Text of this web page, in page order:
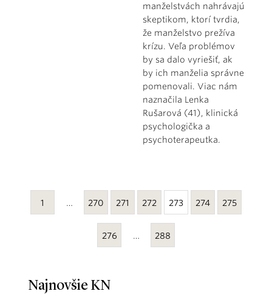
manželstvách nahrávajú
skeptikom, ktorí tvrdia,
že manželstvo prežíva
krízu. Veľa problémov
by sa dalo vyriešiť, ak
by ich manželia správne
pomenovali. Viac nám
naznačila Lenka
Rušarová (41), klinická
psychologička a
psychoterapeutka.
1 … 270 271 272 273 274 275
276 … 288
Najnovšie KN